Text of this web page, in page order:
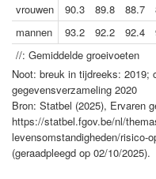
vrouwen
90.3 89.8 88.7
mannen
93.2 92.2 92.4
//: Gemiddelde groeivoeten
Noot: breuk in tijdreeks: 2019;
gegevensverzameling 2020
Bron: Statbel (2025), Ervaren
https://statbel.fgov.be/nl/
levensomstandigheden/risico-
(geraadpleegd op 02/10/2025).